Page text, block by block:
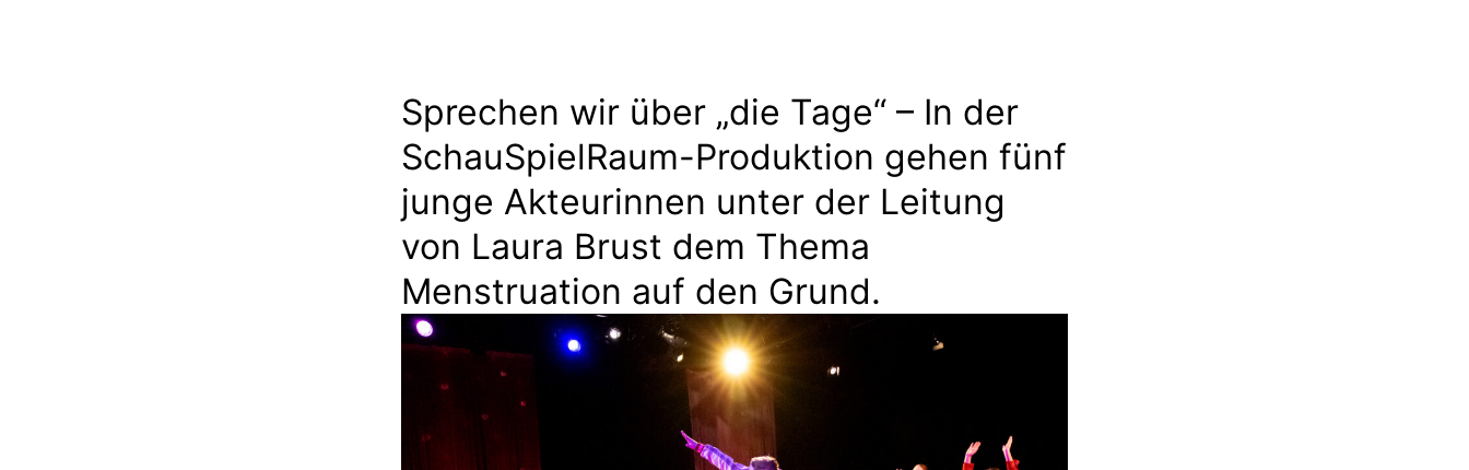
Sprechen wir über „die Tage“ – In der
SchauSpielRaum-Produktion gehen fünf
junge Akteurinnen unter der Leitung
von Laura Brust dem Thema
Menstruation auf den Grund.